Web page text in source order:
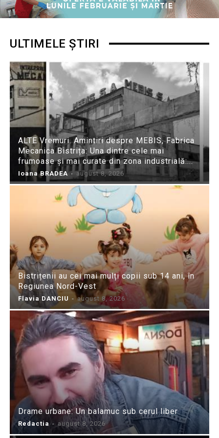
ULTIMELE ȘTIRI
ALTE Vremuri. Amintiri despre MEBIS, Fabrica
Mecanica Bistrița: Una dintre cele mai
frumoase și mai curate din zona industrială:...
Ioana BRADEA - august 8, 2026
Bistrițenii au cei mai mulți copii sub 14 ani, în
Regiunea Nord-Vest
Flavia DANCIU - august 8, 2026
Drame urbane: Un balamuc sub cerul liber
Redactia - august 8, 2026